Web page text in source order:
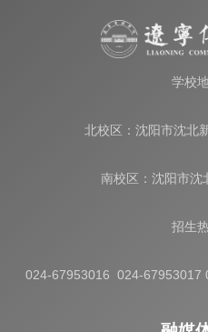
学校
北校区：沈阳市沈北
南校区：沈阳市沈
招生
024-67953016 024-67953017